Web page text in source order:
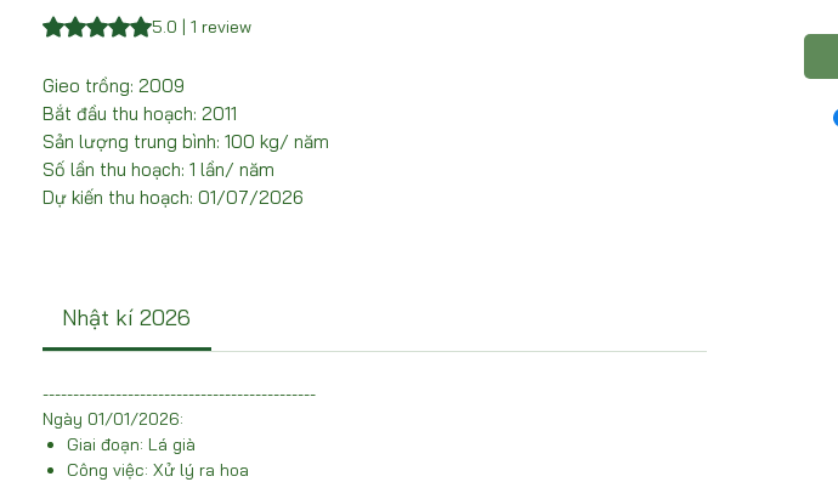
Rating is 5.0 out of five stars based on 1 review
5.0 | 1 review
Gieo trồng: 2009
Bắt đầu thu hoạch: 2011
Sản lượng trung bình: 100 kg/ năm
Số lần thu hoạch: 1 lần/ năm
Dự kiến thu hoạch: 01/07/2026
Nhật kí 2026
---------------------------------------------
Ngày 01/01/2026:
Giai đoạn: Lá già
Công việc: Xử lý ra hoa